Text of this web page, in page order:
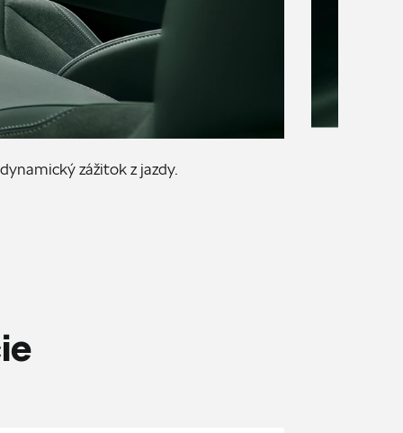
zážitok z jazdy.